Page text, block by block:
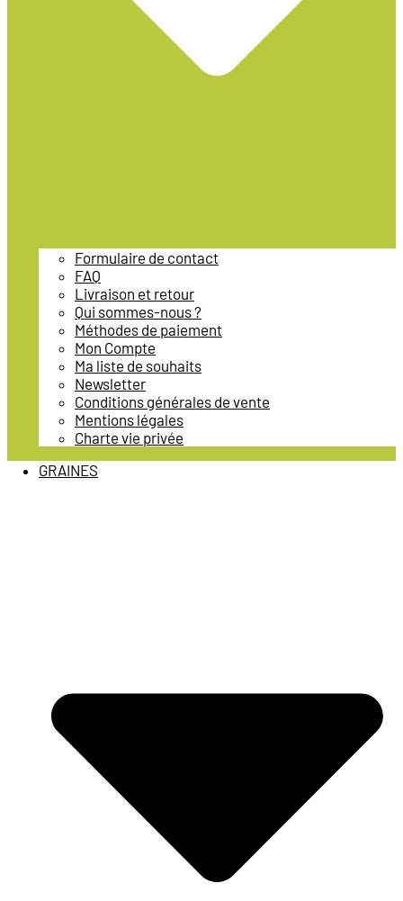
Formulaire de contact
FAQ
Livraison et retour
Qui sommes-nous ?
Méthodes de paiement
Mon Compte
Ma liste de souhaits
Newsletter
Conditions générales de vente
Mentions légales
Charte vie privée
GRAINES